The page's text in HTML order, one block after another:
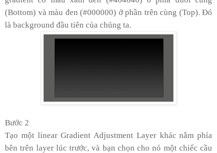
(Bottom) và màu đen (#000000) ở phần trên cùng (Top). Đó
là background đầu tiên của chúng ta.
Bước 2
Tạo một linear Gradient Adjustment Layer khác nằm phía
bên trên layer lúc trước, và bạn chọn cho nó một chiếc cầu